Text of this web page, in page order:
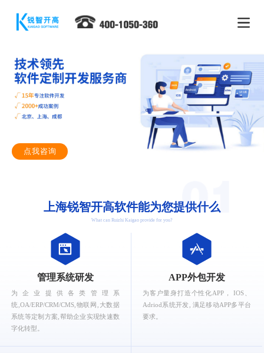
点我咨询
上海锐智开高软件能为您提供什么
What can Ruizhi Kaigao provide for you?
管理系统研发
为企业提供各类管理系
统,OA/ERP/CRM/CMS,物联网,大数据
系统等定制方案,帮助企业实现快速数
字化转型。
APP外包开发
为客户量身打造个性化APP， IOS、
Adriod系统开发, 满足移动APP多平台
要求。